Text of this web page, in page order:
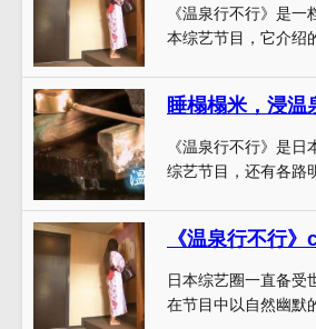
《温泉行不行》是
本综艺节目，它介绍
《温泉行不行》是
综艺节目，还有各路
日本综艺圈一直备受
在节目中以自然幽默